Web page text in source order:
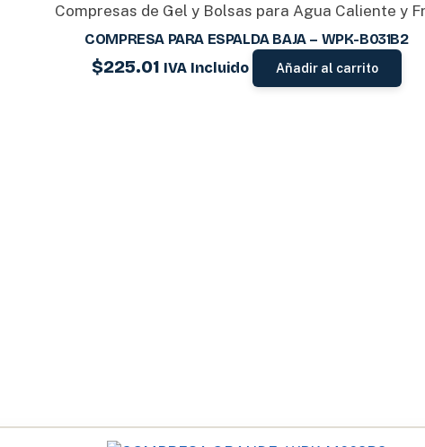
Compresas de Gel y Bolsas para Agua Caliente y
COMPRESA PARA ESPALDA BAJA – WPK-B031B2
$225.01 IVA Incluido Añadir al carrito